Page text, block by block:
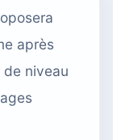
après
de niveau